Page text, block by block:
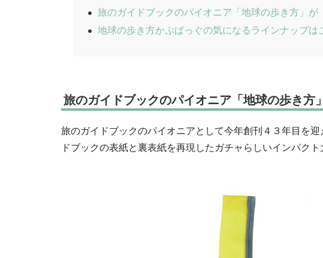
旅のガイドブックのパイオニア「地球の歩き方」が
地球の歩き方かぷばっぐの気になるラインナップは
旅のガイドブックのパイオニア「地球の歩き方
旅のガイドブックのパイオニアとして今年創刊４３年目を
ドブックの表紙と裏表紙を再現したガチャらしいインパクト